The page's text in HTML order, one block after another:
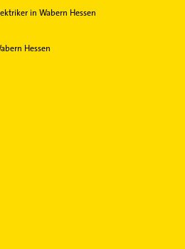
in Wabern Hessen
Hessen